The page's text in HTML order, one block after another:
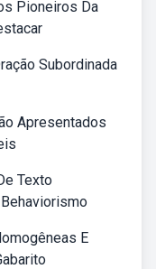
Pioneiros Da
Subordinada
Apresentados
Texto
E